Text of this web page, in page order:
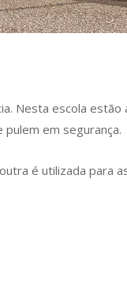
Nesta escola
em segurança.
é utilizada para